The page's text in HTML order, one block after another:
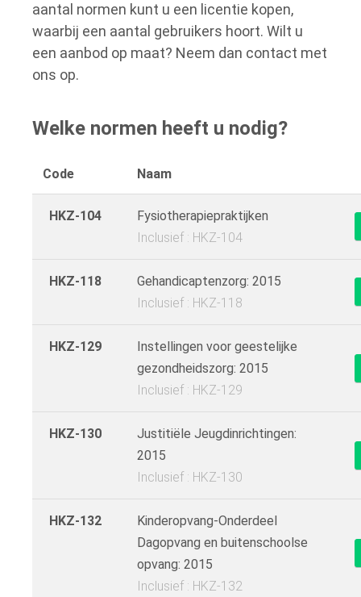
aantal normen kunt u een licentie kopen,
waarbij een aantal gebruikers hoort. Wilt u
een aanbod op maat? Neem dan contact met
ons op.
Welke normen heeft u nodig?
Code Naam
HKZ-104
Fysiotherapiepraktijken
Inclusief : HKZ-104
HKZ-118
Gehandicaptenzorg: 2015
Inclusief : HKZ-118
HKZ-129
Instellingen voor geestelijke
gezondheidszorg: 2015
Inclusief : HKZ-129
HKZ-130
Justitiële Jeugdinrichtingen:
2015
Inclusief : HKZ-130
HKZ-132
Kinderopvang-Onderdeel
Dagopvang en buitenschoolse
opvang: 2015
Inclusief : HKZ-132